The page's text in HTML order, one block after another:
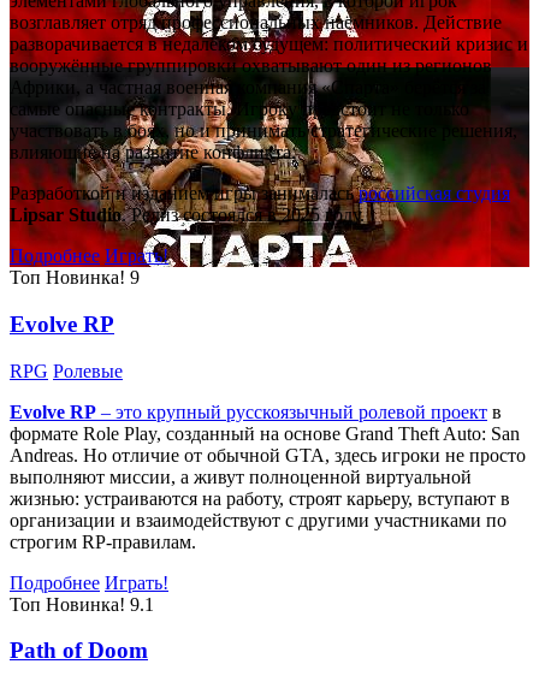
возглавляет отряд профессиональных наёмников. Действие
разворачивается в недалёком будущем: политический кризис и
вооружённые группировки охватывают один из регионов
Африки, а частная военная компания «Спарта» берётся за
самые опасные контракты. Игроку предстоит не только
участвовать в боях, но и принимать стратегические решения,
влияющие на развитие конфликта.
Разработкой и изданием игры занималасьроссийская студия
Lipsar Studio. Релиз состоялся в 2025 году.
Подробнее Играть!
Топ Новинка! 9
Evolve RP
RPG Ролевые
Evolve RP – это крупный русскоязычный ролевой проект в
формате Role Play, созданный на основе Grand Theft Auto: San
Andreas. Но отличие от обычной GTA, здесь игроки не просто
выполняют миссии, а живут полноценной виртуальной
жизнью: устраиваются на работу, строят карьеру, вступают в
организации и взаимодействуют с другими участниками по
строгим RP-правилам.
Подробнее Играть!
Топ Новинка! 9.1
Path of Doom